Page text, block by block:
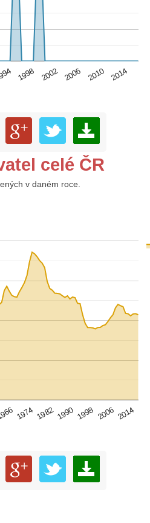
1998 2002 2006 2010 2014
celé ČR
v daném roce.
1974 1982 1990 1998 2006 2014